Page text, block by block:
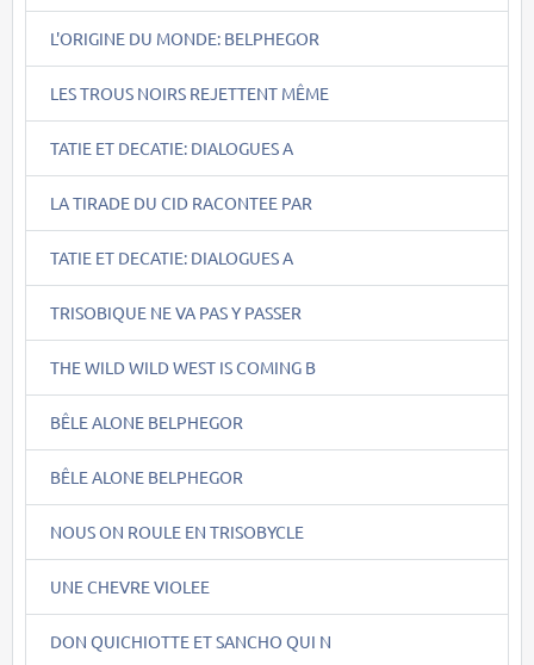
L'ORIGINE DU MONDE: BELPHEGOR
LES TROUS NOIRS REJETTENT MÊME
TATIE ET DECATIE: DIALOGUES A
LA TIRADE DU CID RACONTEE PAR
TATIE ET DECATIE: DIALOGUES A
TRISOBIQUE NE VA PAS Y PASSER
THE WILD WILD WEST IS COMING B
BÊLE ALONE BELPHEGOR
BÊLE ALONE BELPHEGOR
NOUS ON ROULE EN TRISOBYCLE
UNE CHEVRE VIOLEE
DON QUICHIOTTE ET SANCHO QUI N